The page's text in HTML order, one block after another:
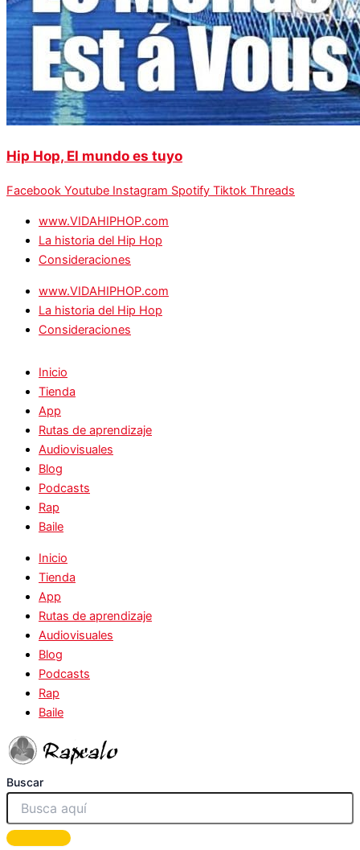
Hip Hop, El mundo es tuyo
Facebook Youtube Instagram Spotify Tiktok Threads
www.VIDAHIPHOP.com
La historia del Hip Hop
Consideraciones
www.VIDAHIPHOP.com
La historia del Hip Hop
Consideraciones
Inicio
Tienda
App
Rutas de aprendizaje
Audiovisuales
Blog
Podcasts
Rap
Baile
Inicio
Tienda
App
Rutas de aprendizaje
Audiovisuales
Blog
Podcasts
Rap
Baile
Buscar